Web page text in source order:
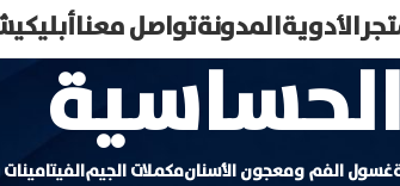
الأدويةالمدونةتواصل معنا
غسول الفم ومعجون الأسنانمكملات الجيم